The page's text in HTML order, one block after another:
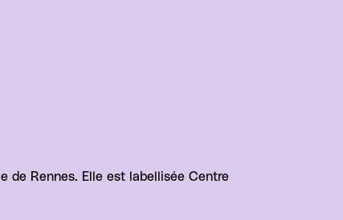
de Rennes. Elle est labellisée Centre